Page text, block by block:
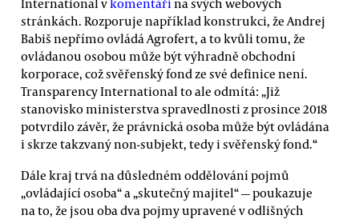
stránkách. Rozporuje například konstrukci, že Andrej
Babiš nepřímo ovládá Agrofert, a to kvůli tomu, že
ovládanou osobou může být výhradně obchodní
korporace, což svěřenský fond ze své definice není.
Transparency International to ale odmítá: „Již
stanovisko ministerstva spravedlnosti z prosince 2018
potvrdilo závěr, že právnická osoba může být ovládána
i skrze takzvaný non-subjekt, tedy i svěřenský fond.“
Dále kraj trvá na důsledném oddělování pojmů
„ovládající osoba“ a „skutečný majitel“ — poukazuje
na to, že jsou oba dva pojmy upravené v odlišných